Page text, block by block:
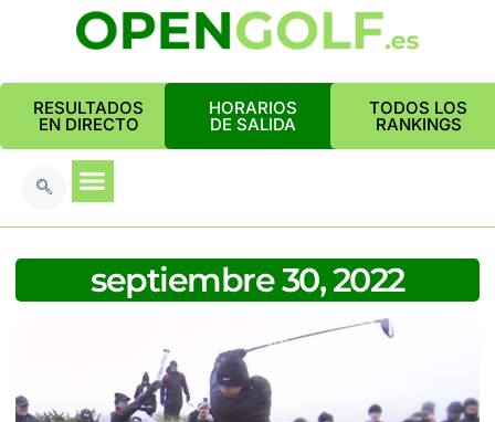
RESULTADOS
EN DIRECTO
HORARIOS
DE SALIDA
TODOS LOS
RANKINGS
septiembre 30, 2022